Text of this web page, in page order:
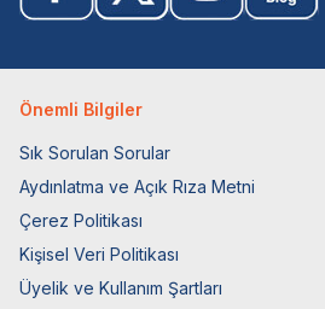
Önemli Bilgiler
Sık Sorulan Sorular
Aydınlatma ve Açık Rıza Metni
Çerez Politikası
Kişisel Veri Politikası
Üyelik ve Kullanım Şartları